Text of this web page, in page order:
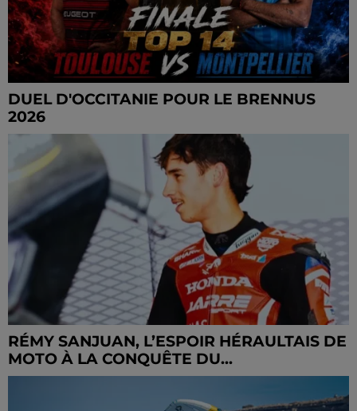
DUEL D'OCCITANIE POUR LE BRENNUS
2026
RÉMY SANJUAN, L’ESPOIR HÉRAULTAIS DE
MOTO À LA CONQUÊTE DU...